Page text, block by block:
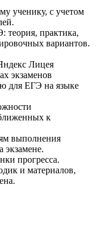
ученику, с учетом
теория, практика,
вариантов.
Лицея
экзаменов
для ЕГЭ на языке
к
выполнения
экзамене.
прогресса.
и материалов,